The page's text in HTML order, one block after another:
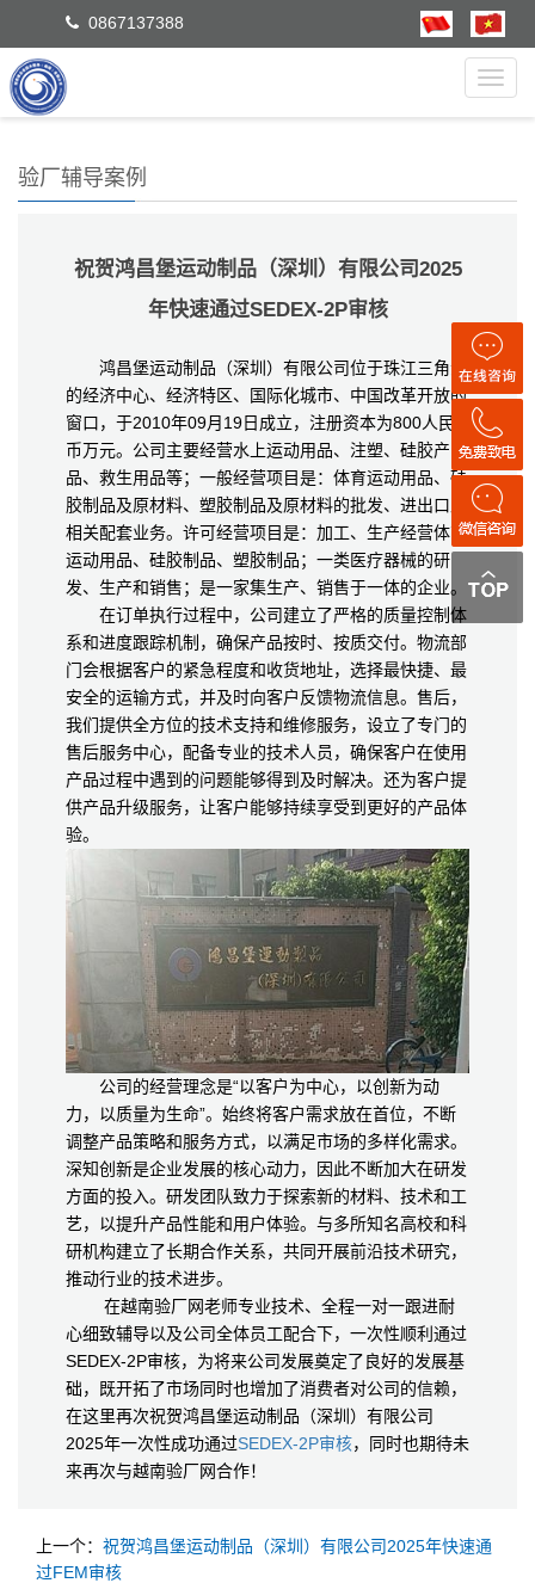
0867137388
验厂辅导案例
祝贺鸿昌堡运动制品（深圳）有限公司2025
年快速通过SEDEX-2P审核
鸿昌堡运动制品（深圳）有限公司位于珠江三角洲
的经济中心、经济特区、国际化城市、中国改革开放的
窗口，于2010年09月19日成立，注册资本为800人民
币万元。公司主要经营水上运动用品、注塑、硅胶产
品、救生用品等；一般经营项目是：体育运动用品、硅
胶制品及原材料、塑胶制品及原材料的批发、进出口及
相关配套业务。许可经营项目是：加工、生产经营体育
运动用品、硅胶制品、塑胶制品；一类医疗器械的研
发、生产和销售；是一家集生产、销售于一体的企业。
在订单执行过程中，公司建立了严格的质量控制体
系和进度跟踪机制，确保产品按时、按质交付。物流部
门会根据客户的紧急程度和收货地址，选择最快捷、最
安全的运输方式，并及时向客户反馈物流信息。售后，
我们提供全方位的技术支持和维修服务，设立了专门的
售后服务中心，配备专业的技术人员，确保客户在使用
产品过程中遇到的问题能够得到及时解决。还为客户提
供产品升级服务，让客户能够持续享受到更好的产品体
验。
公司的经营理念是“以客户为中心，以创新为动
力，以质量为生命”。始终将客户需求放在首位，不断
调整产品策略和服务方式，以满足市场的多样化需求。
深知创新是企业发展的核心动力，因此不断加大在研发
方面的投入。研发团队致力于探索新的材料、技术和工
艺，以提升产品性能和用户体验。与多所知名高校和科
研机构建立了长期合作关系，共同开展前沿技术研究，
推动行业的技术进步。
在越南验厂网老师专业技术、全程一对一跟进耐
心细致辅导以及公司全体员工配合下，一次性顺利通过
SEDEX-2P审核，为将来公司发展奠定了良好的发展基
础，既开拓了市场同时也增加了消费者对公司的信赖，
在这里再次祝贺鸿昌堡运动制品（深圳）有限公司
2025年一次性成功通过SEDEX-2P审核，同时也期待未
来再次与越南验厂网合作！
上一个： 祝贺鸿昌堡运动制品（深圳）有限公司2025年快速通
过FEM审核